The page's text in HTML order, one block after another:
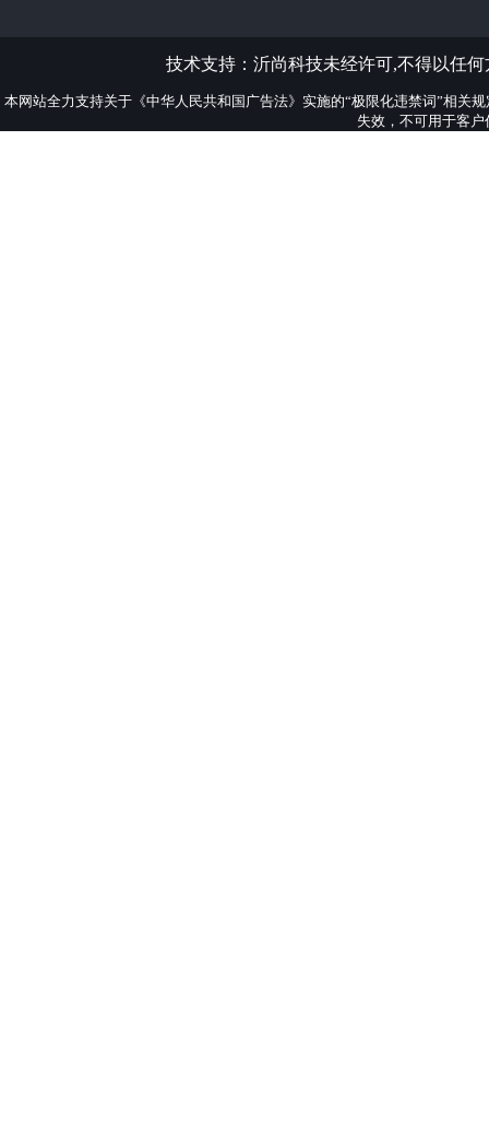
技术支持： 沂尚科技未经许可,不得以任
本网站全力支持关于《中华人民共和国广告法》实施的“极限化违禁词”相关
失效，不可用于客